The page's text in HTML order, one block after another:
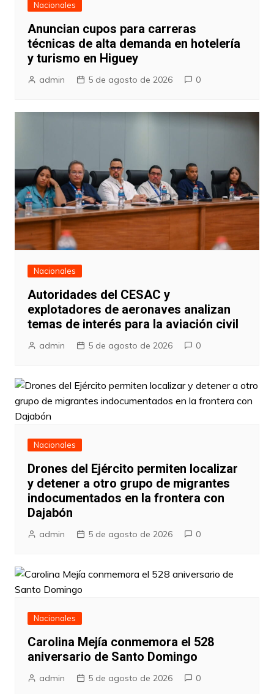
Nacionales
Anuncian cupos para carreras
técnicas de alta demanda en hotelería
y turismo en Higuey
admin 5 de agosto de 2026 0
Nacionales
Autoridades del CESAC y
explotadores de aeronaves analizan
temas de interés para la aviación civil
admin 5 de agosto de 2026 0
Nacionales
Drones del Ejército permiten localizar
y detener a otro grupo de migrantes
indocumentados en la frontera con
Dajabón
admin 5 de agosto de 2026 0
Nacionales
Carolina Mejía conmemora el 528
aniversario de Santo Domingo
admin 5 de agosto de 2026 0